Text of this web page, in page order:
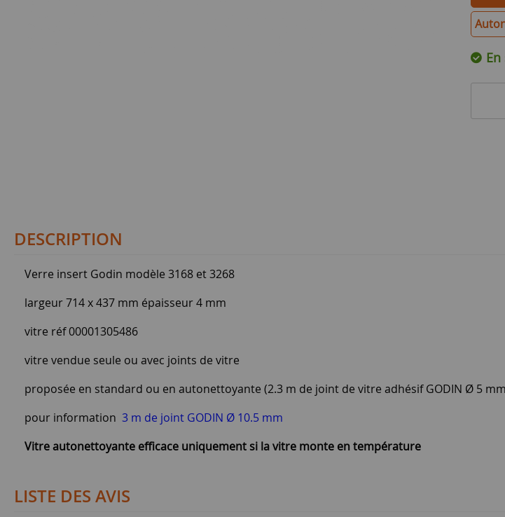
DESCRIPTION
Verre insert Godin modèle 3168 et 3268
largeur 714 x 437 mm épaisseur 4 mm
vitre réf 00001305486
vitre vendue seule ou avec joints de vitre
proposée en standard ou en autonettoyante (2.3 m de joint de vitre adhésif GODIN Ø 5
pour information 3 m de joint GODIN Ø 10.5 mm
Vitre autonettoyante efficace uniquement si la vitre monte en température
LISTE DES AVIS